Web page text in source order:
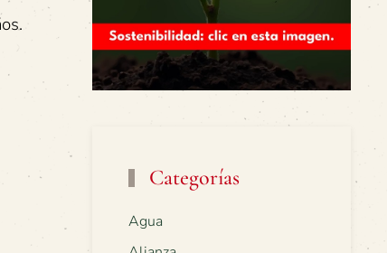
Categorías
Agua